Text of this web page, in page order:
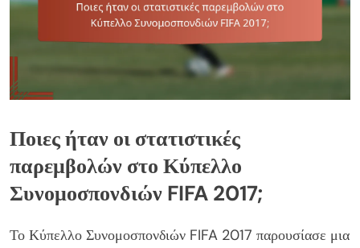
Ποιες ήταν οι στατιστικές
παρεμβολών στο Κύπελλο
Συνομοσπονδιών FIFA 2017;
Το Κύπελλο Συνομοσπονδιών FIFA 2017 παρουσίασε μια